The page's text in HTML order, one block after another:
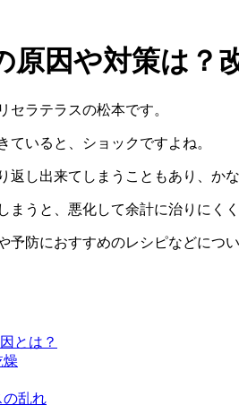
原因や対策は？
セラテラスの松本です。
ていると、ショックですよね。
返し出来てしまうこと もあり、か
うと、悪化して余計に治りにく
予防におすすめのレシピなどにつ
とは？
乱れ